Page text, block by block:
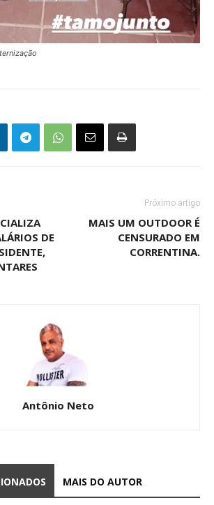
DE
Próximo artigo
MAIS UM OUTDOOR É
CENSURADO EM
CORRENTINA.
Antônio Neto
MAIS DO AUTOR